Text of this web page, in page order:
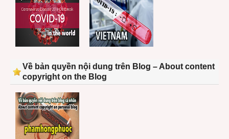
Về bản quyền nội dung trên Blog – About content
copyright on the Blog